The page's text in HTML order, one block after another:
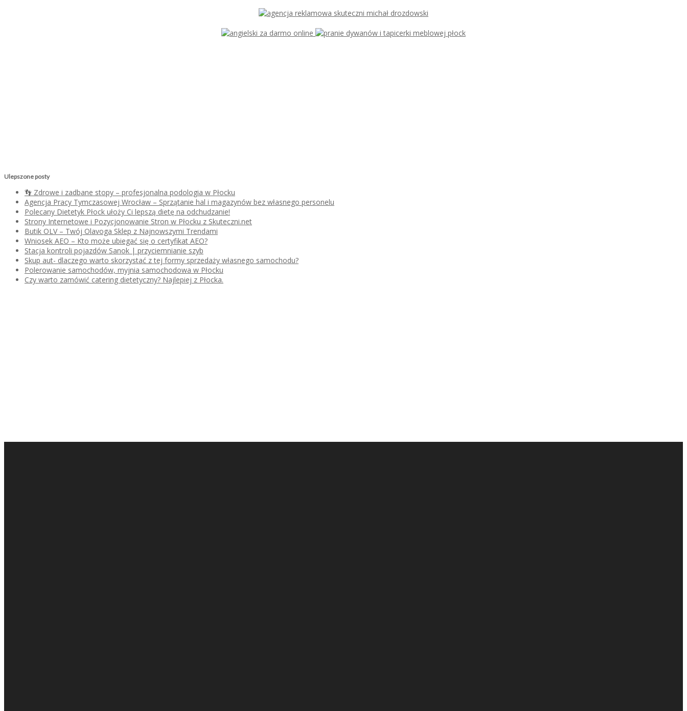
Ulepszone posty
👣 Zdrowe i zadbane stopy – profesjonalna podologia w Płocku
Agencja Pracy Tymczasowej Wrocław – Sprzątanie hal i magazynów bez własnego personelu
Polecany Dietetyk Płock ułoży Ci lepszą dietę na odchudzanie!
Strony Internetowe i Pozycjonowanie Stron w Płocku z Skuteczni.net
Butik OLV – Twój Olavoga Sklep z Najnowszymi Trendami
Wniosek AEO – Kto może ubiegać się o certyfikat AEO?
Stacja kontroli pojazdów Sanok | przyciemnianie szyb
Skup aut- dlaczego warto skorzystać z tej formy sprzedaży własnego samochodu?
Polerowanie samochodów, myjnia samochodowa w Płocku
Czy warto zamówić catering dietetyczny? Najlepiej z Płocka.